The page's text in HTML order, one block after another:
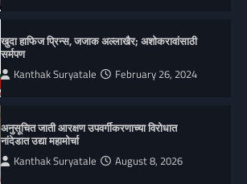
खुदा हाफिज प्रिन्स, जजाक अल्लाखैर; अशोकरावांसाठी
सर्मपण
Kanthak Suryatale February 26, 2024
अनुसूचित जाती आरक्षण उपवर्गीकरणाच्या विरोधात
नांदेडात उद्या महामोर्चा
Kanthak Suryatale August 8, 2026